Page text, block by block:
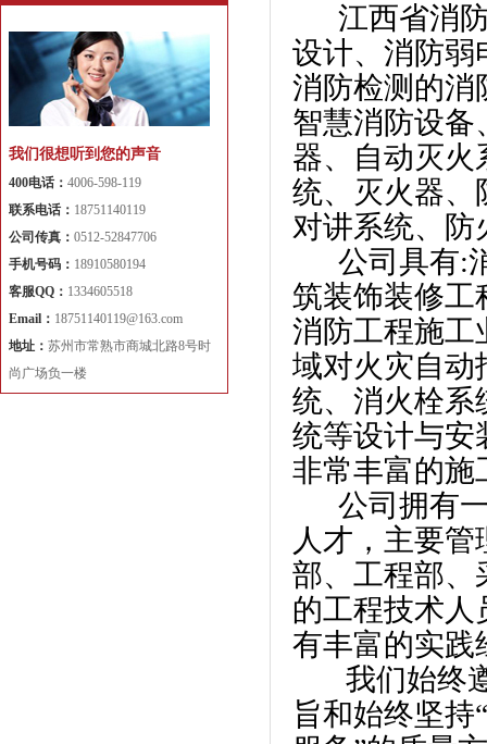
江西省消防
设计、消防弱
消防检测的消
智慧消防设备
器、自动灭火
统、灭火器、
对讲系统、防
公司具有:消
筑装饰装修工
消防工程施工
域对火灾自动
统、消火栓系
统等设计与安
非常丰富的施
公司拥有一
人才，主要
部、工程部、
的工程技术人
有丰富的实践
我们始终遵
旨和始终坚
我们很想听到您的声音
400电话： 4006-598-119
联系电话： 18751140119
公司传真： 0512-52847706
手机号码： 18910580194
客服QQ： 1334605518
Email： 18751140119@163.com
地址： 苏州市常熟市商城北路8号时
尚广场负一楼